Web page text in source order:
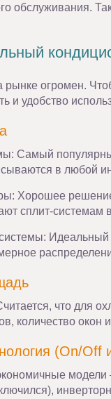
обслуживания.
рынке огромен.
и удобство
Самый
в любой
Хорошее
сплит-
что для
количество
(On/Off
модели